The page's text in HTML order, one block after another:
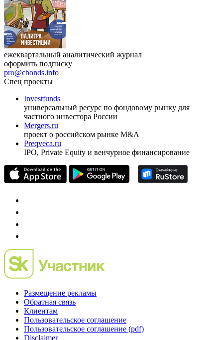
ежеквартальный аналитический журнал
оформить подписку
pro@cbonds.info
Спец проекты
Investfunds
универсальный ресурс по фондовому рынку для
частного инвестора России
проект о российском рынке M&A
Preqveca.ru
Размещение рекламы
Обратная связь